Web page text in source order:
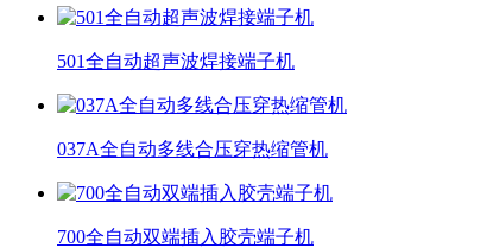
501全自动超声波焊接端子机
037A全自动多线合压穿热缩管机
700全自动双端插入胶壳端子机